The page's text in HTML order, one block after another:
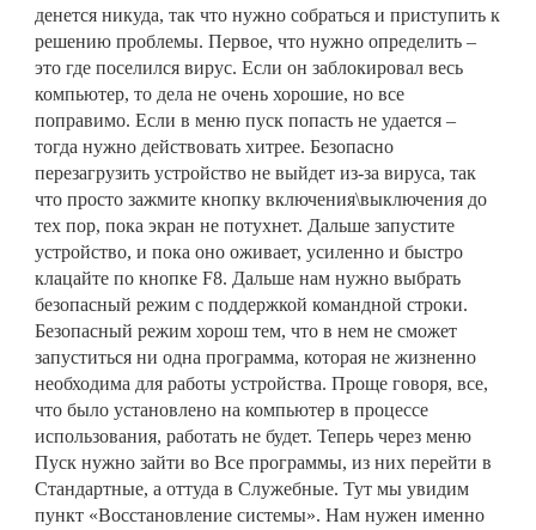
денется никуда, так что нужно собраться и приступить к
решению проблемы. Первое, что нужно определить –
это где поселился вирус. Если он заблокировал весь
компьютер, то дела не очень хорошие, но все
поправимо. Если в меню пуск попасть не удается –
тогда нужно действовать хитрее. Безопасно
перезагрузить устройство не выйдет из-за вируса, так
что просто зажмите кнопку включения\выключения до
тех пор, пока экран не потухнет. Дальше запустите
устройство, и пока оно оживает, усиленно и быстро
клацайте по кнопке F8. Дальше нам нужно выбрать
безопасный режим с поддержкой командной строки.
Безопасный режим хорош тем, что в нем не сможет
запуститься ни одна программа, которая не жизненно
необходима для работы устройства. Проще говоря, все,
что было установлено на компьютер в процессе
использования, работать не будет. Теперь через меню
Пуск нужно зайти во Все программы, из них перейти в
Стандартные, а оттуда в Служебные. Тут мы увидим
пункт «Восстановление системы». Нам нужен именно